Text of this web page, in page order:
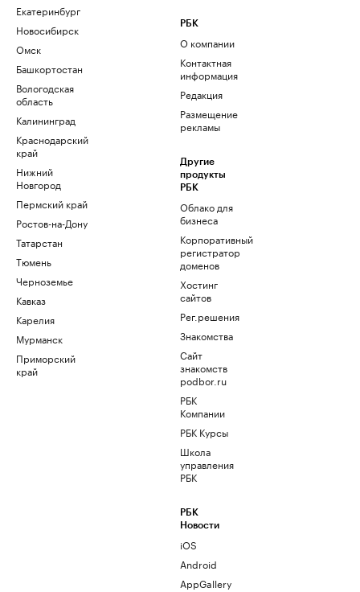
Екатеринбург
Новосибирск
Омск
Башкортостан
Вологодская
область
Калининград
Краснодарский
край
Нижний
Новгород
Пермский край
Ростов-на-Дону
Татарстан
Тюмень
Черноземье
Кавказ
Карелия
Мурманск
Приморский
край
РБК
О компании
Контактная
информация
Редакция
Размещение
рекламы
Другие
продукты
РБК
Облако для
бизнеса
Корпоративный
регистратор
доменов
Хостинг
сайтов
Рег.решения
Знакомства
Сайт
знакомств
podbor.ru
РБК
Компании
РБК Курсы
Школа
управления
РБК
РБК
Новости
iOS
Android
AppGallery